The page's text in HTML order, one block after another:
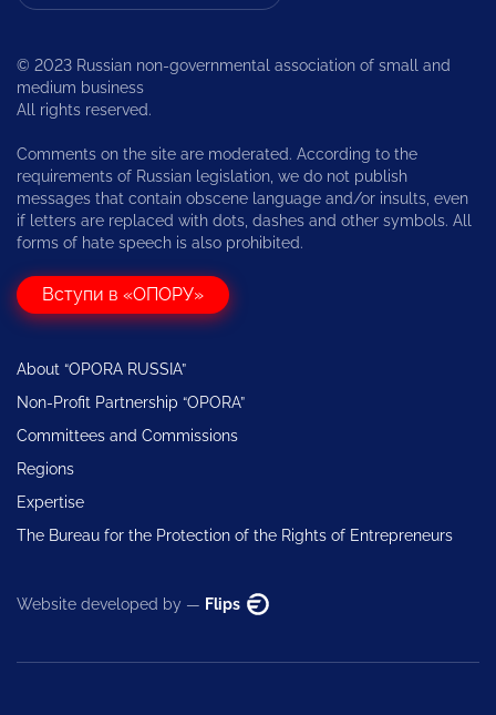
© 2023 Russian non-governmental association of small and
medium business
All rights reserved.
Comments on the site are moderated. According to the
requirements of Russian legislation, we do not publish
messages that contain obscene language and/or insults, even
if letters are replaced with dots, dashes and other symbols. All
forms of hate speech is also prohibited.
Вступи в «ОПОРУ»
About “OPORA RUSSIA”
Non-Profit Partnership “OPORA”
Committees and Commissions
Regions
Expertise
The Bureau for the Protection of the Rights of Entrepreneurs
Website developed by — Flips